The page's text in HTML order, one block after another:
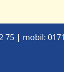
75| mobil: